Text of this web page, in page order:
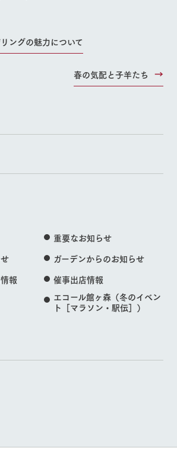
ングの魅力について
春の気配と子羊たち
重要なお知らせ
ガーデンからのお知らせ
報
催事出店情報
エコール館ヶ森（冬のイベン
ト［マラソン・駅伝］）